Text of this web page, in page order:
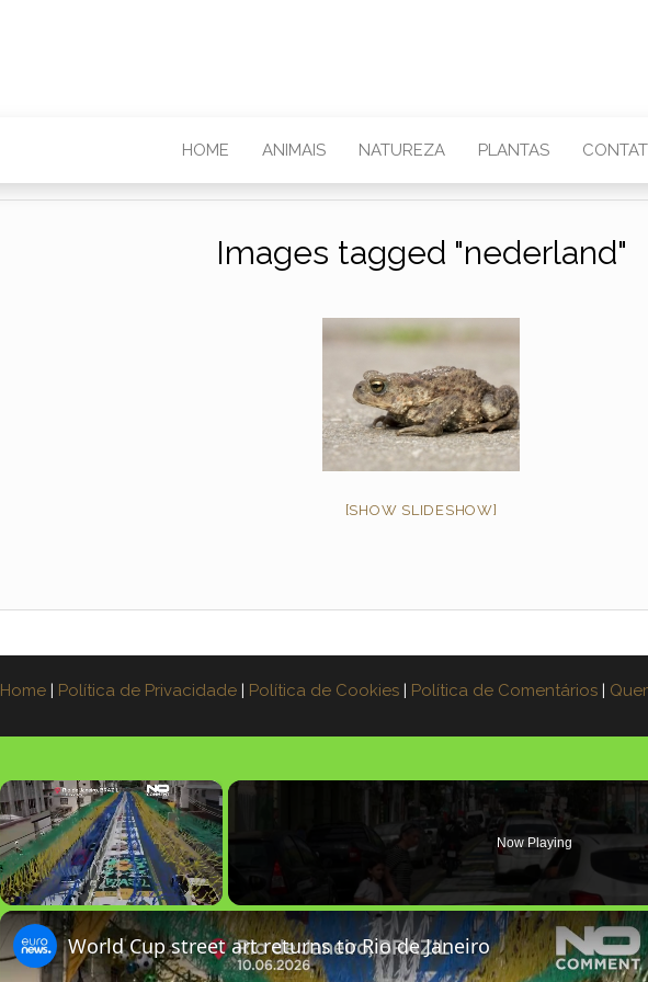
HOME ANIMAIS NATUREZA PLANTAS
Images tagged "nederland"
[SHOW SLIDESHOW]
Home | Política de Privacidade | Política de Cookies | Política de Comentários |
×
Unmute
Now Playing
World Cup street art returns to Rio de Janeiro